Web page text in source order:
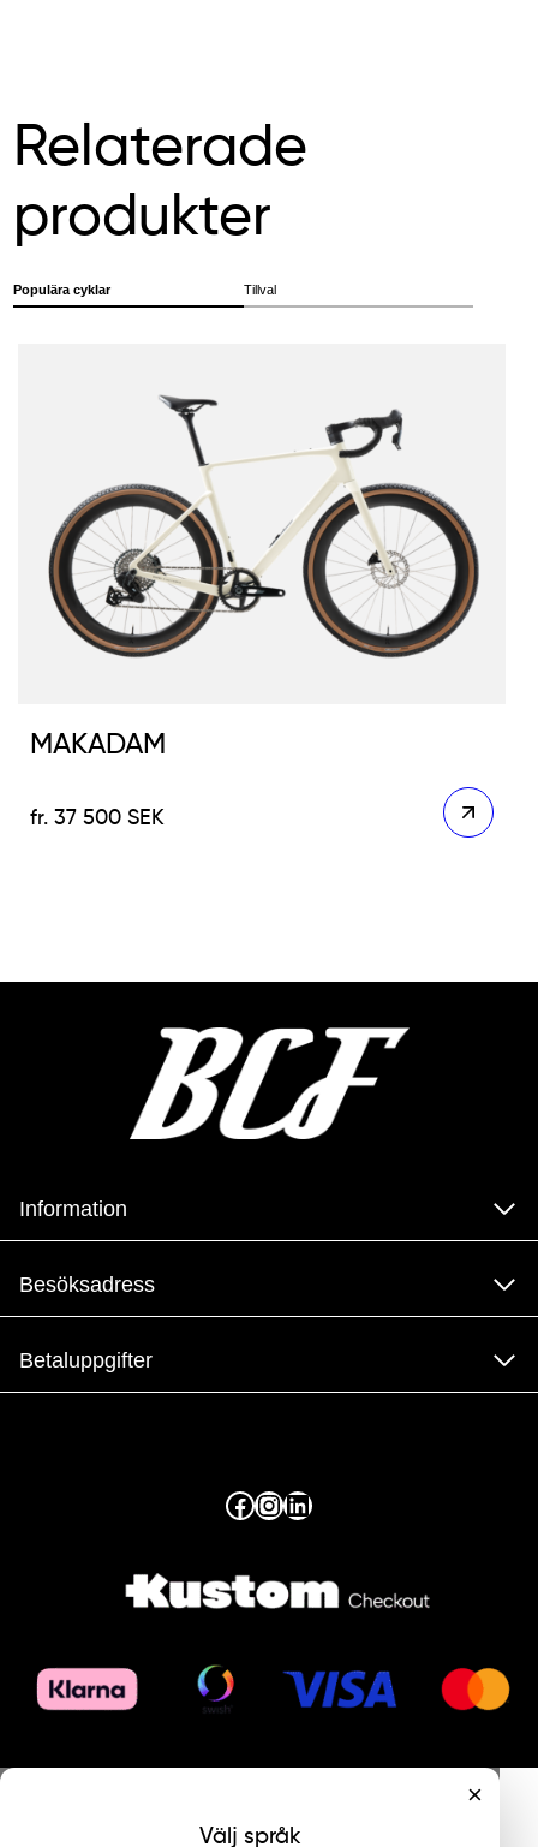
Relaterade
produkter
Populära cyklar Tillval
MAKADAM
37 500SEK
Information
Besöksadress
Betaluppgifter
Facebook
Instagram
LinkedIn
×
Välj språk